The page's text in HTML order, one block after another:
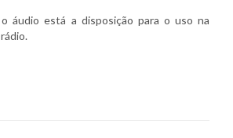
o áudio está a disposição para o uso na